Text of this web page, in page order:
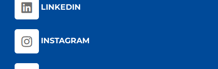
LINKEDIN
INSTAGRAM